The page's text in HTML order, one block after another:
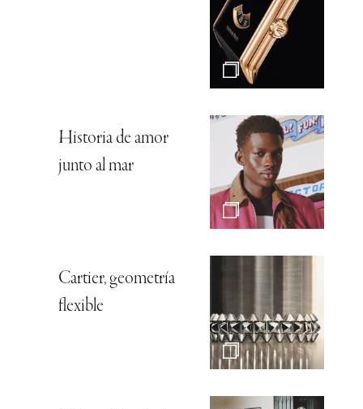
Historia de amor
junto al mar
Cartier, geometría
flexible